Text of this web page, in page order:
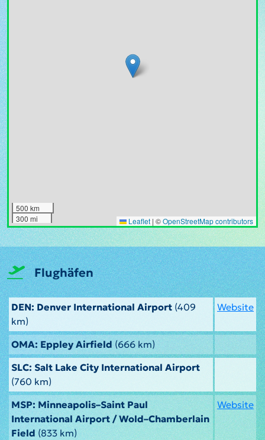
500 km
300 mi
Leaflet | ©OpenStreetMap contributors
Flughäfen
DEN: Denver International Airport (409
km)
Website
OMA: Eppley Airfield(666 km)
SLC: Salt Lake City International Airport
(760 km)
MSP: Minneapolis–Saint Paul
International Airport / Wold–Chamberlain
Field(833 km)
Website